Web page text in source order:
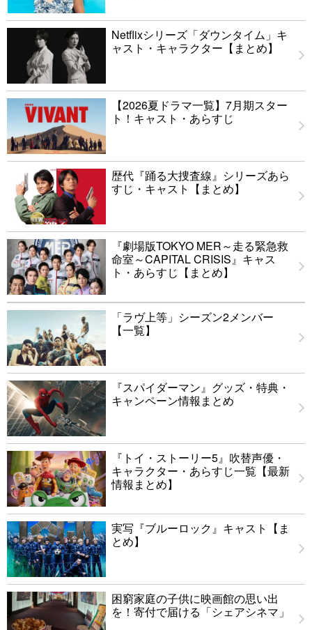
Netflixシリーズ「ダウンタイム」キ
ャスト・キャラクター【まとめ】
【2026夏ドラマ一覧】7月期スター
ト！キャスト・あらすじ
歴代『踊る大捜査線』シリーズあら
すじ・キャスト【まとめ】
『劇場版TOKYO MER～走る緊急救
命室～CAPITAL CRISIS』キャス
ト・あらすじ【まとめ】
「ラヴ上等」シーズン2メンバー
【一覧】
『スパイダーマン』グッズ・特典・
キャンペーン情報まとめ
『トイ・ストーリー5』吹替声優・
キャラクター・あらすじ一覧【最新
情報まとめ】
実写『ブルーロック』キャスト【ま
とめ】
困窮家庭の子供に映画館の思い出
を！寄付で届ける「シェアシネマ」